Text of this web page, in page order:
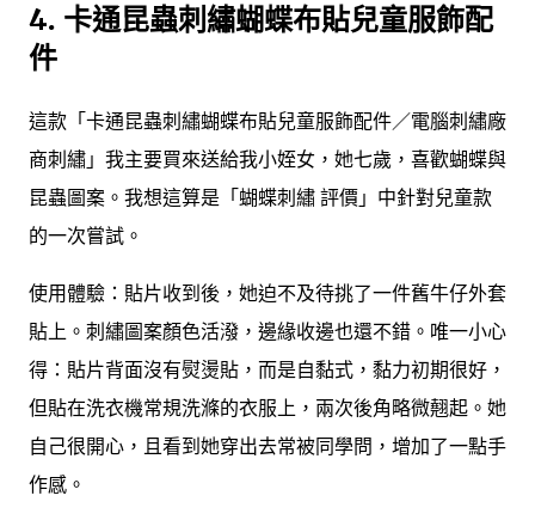
4. 卡通昆蟲刺繡蝴蝶布貼兒童服飾配
件
這款「卡通昆蟲刺繡蝴蝶布貼兒童服飾配件／電腦刺繡廠
商刺繡」我主要買來送給我小姪女，她七歲，喜歡蝴蝶與
昆蟲圖案。我想這算是「蝴蝶刺繡 評價」中針對兒童款
的一次嘗試。
使用體驗：貼片收到後，她迫不及待挑了一件舊牛仔外套
貼上。刺繡圖案顏色活潑，邊緣收邊也還不錯。唯一小心
得：貼片背面沒有熨燙貼，而是自黏式，黏力初期很好，
但貼在洗衣機常規洗滌的衣服上，兩次後角略微翹起。她
自己很開心，且看到她穿出去常被同學問，增加了一點手
作感。